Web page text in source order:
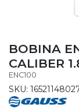
BOBINA
CALIBER
ENC100
SKU: